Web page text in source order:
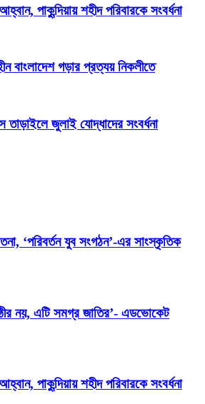
পাকুন্দিয়ায় শহীদ পরিবারকে সংবর্ধনা
বাংলাদেশ গড়ার প্রত্যয় নিকলীতে
জুলাই যোদ্ধাদের সংবর্ধনা
‘পরিবর্তন যুব সংগঠন’-এর সাংস্কৃতিক
নয়, এটি সমগ্র জাতির’- এডভোকেট
পাকুন্দিয়ায় শহীদ পরিবারকে সংবর্ধনা